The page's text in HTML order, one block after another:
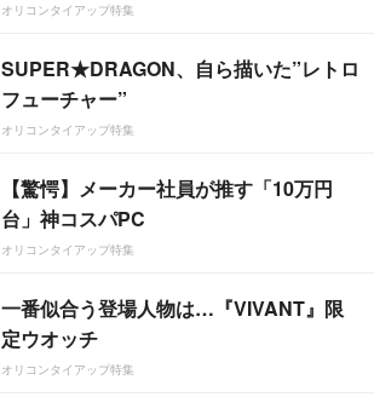
オリコンタイアップ特集
SUPER★DRAGON、自ら描いた”レトロ
フューチャー”
オリコンタイアップ特集
【驚愕】メーカー社員が推す「10万円
台」神コスパPC
オリコンタイアップ特集
一番似合う登場人物は…『VIVANT』限
定ウオッチ
オリコンタイアップ特集